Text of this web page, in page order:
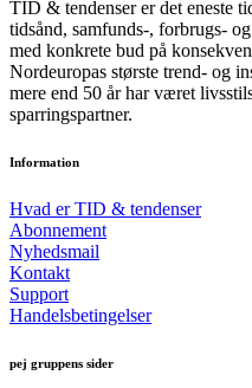
TID & tendenser er det eneste
tidsånd, samfunds-, forbrugs-
med konkrete bud på
Nordeuropas største trend- og
mere end 50 år har været
sparringspartner.
Information
Hvad er TID & tendenser
Abonnement
Nyhedsmail
Kontakt
Support
Handelsbetingelser
pej gruppens sider